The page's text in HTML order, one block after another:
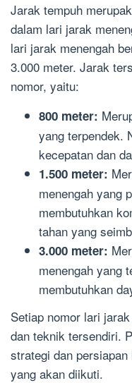
Jarak tempuh
dalam lari jarak
lari jarak menengah
3.000 meter. Jarak
nomor, yaitu:
800 meter:
yang terpendek.
kecepatan dan
1.500 meter:
menengah yang
membutuhkan
tahan yang
3.000 meter:
menengah yang
membutuhkan
Setiap nomor lari
dan teknik tersendiri.
strategi dan
yang akan diikuti.